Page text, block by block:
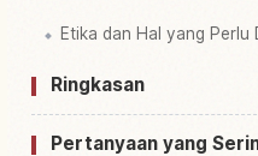
Etika dan Hal yang
Ringkasan
Pertanyaan yang